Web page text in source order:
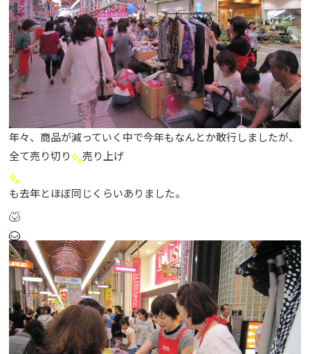
年々、商品が減っていく中で今年もなんとか敢行しましたが、
全て売り切り
売り上げ
も去年とほぼ同じくらいありました。